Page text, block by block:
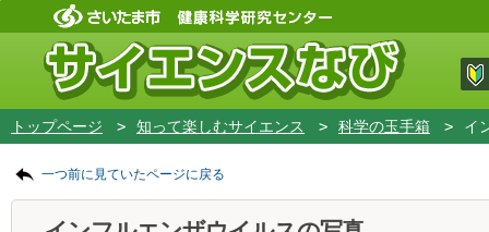
トップページ > 知って楽しむサイエンス > 科学の玉手箱 > イ
一つ前に見ていたページに戻る